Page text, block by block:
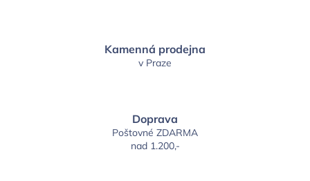
Kamenná prodejna
v Praze
Doprava
Poštovné ZDARMA
nad 1.200,-